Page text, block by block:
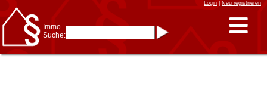
Login| Neu registrieren
Immo-
Suche: